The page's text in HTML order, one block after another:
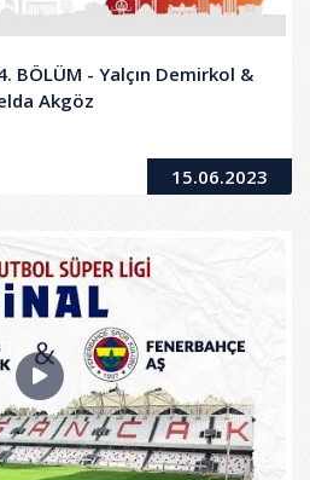
BÖLÜM - Yalçın Demirkol &
Akgöz
15.06.2023